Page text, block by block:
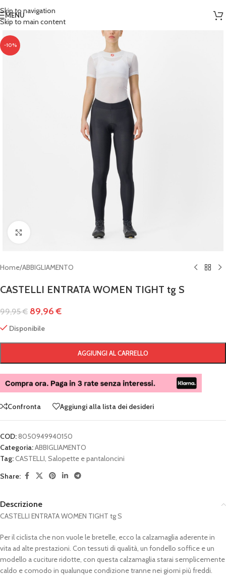
Skip to navigation
Skip to main content
MENU
-10%
Home/ABBIGLIAMENTO
CASTELLI ENTRATA WOMEN TIGHT tg S
99,95€ 89,96€
Disponibile
AGGIUNGI AL CARRELLO
Confronta Aggiungi alla lista dei desideri
COD:8050949940150
Categoria:ABBIGLIAMENTO
Tag:CASTELLI, Salopette e pantaloncini
Share:
Descrizione
CASTELLI ENTRATA WOMEN TIGHT tg S
Per il ciclista che non vuole le bretelle, ecco la calzamaglia aderente in
vita ad alte prestazioni. Con tessuti di qualità, un fondello soffice e un
modello a cuciture ridotte, con questa calzamaglia starai semplicemente
caldo e comodo in qualunque condizione tranne nei giorni più freddi.